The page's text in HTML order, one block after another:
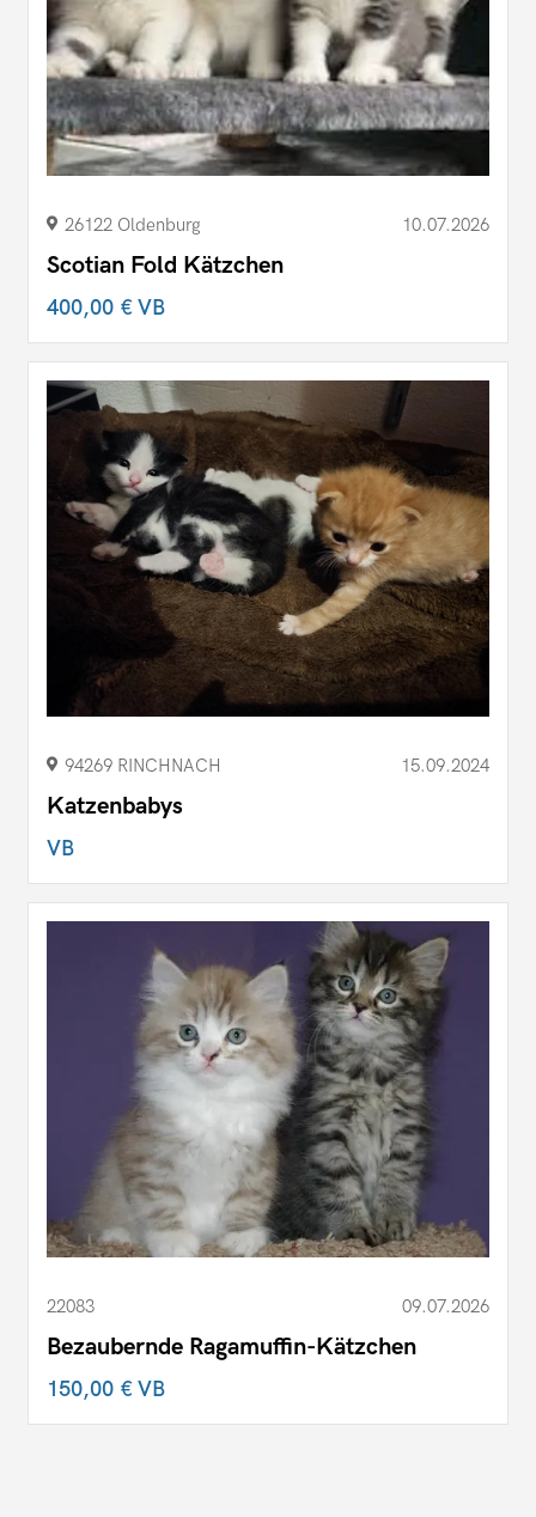
26122 Oldenburg 10.07.2026
Scotian Fold Kätzchen
400,00 €VB
94269 RINCHNACH 15.09.2024
Katzenbabys
VB
22083 09.07.2026
Bezaubernde Ragamuffin-Kätzchen
150,00 €VB